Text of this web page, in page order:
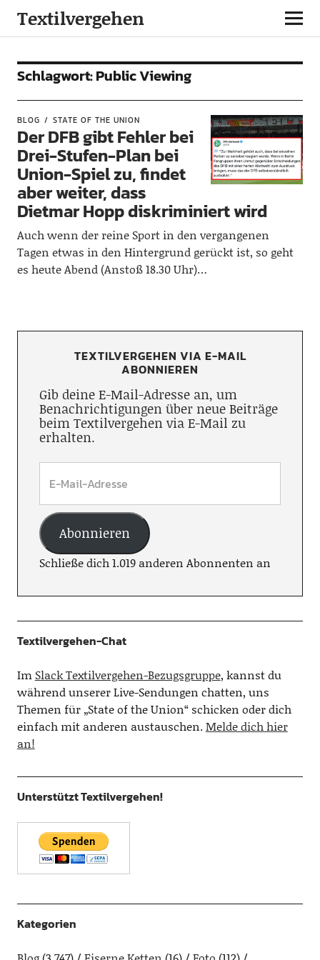
Textilvergehen
Schlagwort:Public Viewing
BLOG STATE OF THE UNION
Der DFB gibt Fehler bei
Drei-Stufen-Plan bei
Union-Spiel zu, findet
aber weiter, dass
Dietmar Hopp diskriminiert wird
Auch wenn der reine Sport in den vergangenen
Tagen etwas in den Hintergrund gerückt ist, so geht
es heute Abend (Anstoß 18.30 Uhr)…
TEXTILVERGEHEN VIA E-MAIL
ABONNIEREN
Gib deine E-Mail-Adresse an, um
Benachrichtigungen über neue Beiträge
beim Textilvergehen via E-Mail zu
erhalten.
Abonnieren
Schließe dich 1.019 anderen Abonnenten an
Textilvergehen-Chat
Im Slack Textilvergehen-Bezugsgruppe, kannst du
während unserer Live-Sendungen chatten, uns
Themen für „State of the Union“ schicken oder dich
einfach mit anderen austauschen.Melde dich hier
an!
Unterstützt Textilvergehen!
Kategorien